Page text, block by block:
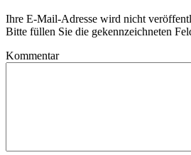
Ihre E-Mail-Adresse wird nicht
Bitte füllen Sie die gekennzeichneten
Kommentar